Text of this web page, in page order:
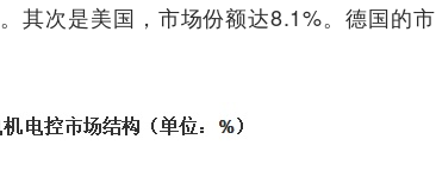
其次是美国，市场份额达8.1%。德国的市